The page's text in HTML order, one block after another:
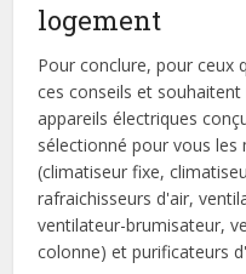
logement
Pour conclure, pour ceux
ces conseils et
appareils électriques
sélectionné pour vous les
(climatiseur fixe,
rafraichisseurs d'air,
ventilateur-brumisateur,
colonne) et purificateurs